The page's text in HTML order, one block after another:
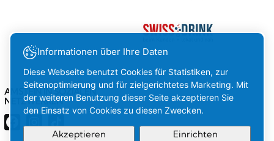
AMSTEIN IN SOZIALEN
NETZWERKEN
Informationen über Ihre Daten
Diese Webseite benutzt Cookies für Statistiken, zur
Seitenoptimierung und für zielgerichtetes Marketing. Mit
der weiteren Benutzung dieser Seite akzeptieren Sie
den Einsatz von Cookies zu diesen Zwecken.
Akzeptieren Einrichten